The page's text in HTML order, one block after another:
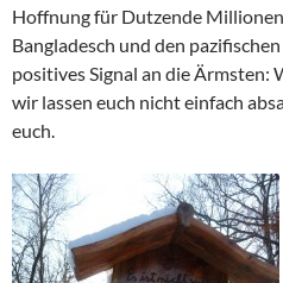
Hoffnung für Dutzende
Bangladesch und den
positives Signal an die Ärmsten:
wir lassen euch nicht einfach
euch.